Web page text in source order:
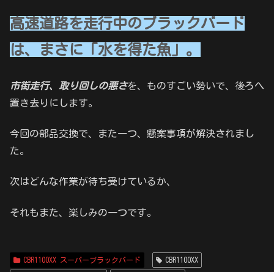
高速道路を走行中のブラックバード
は、まさに「水を得た魚」。
市街走行、取り回しの悪さを、ものすごい勢いで、後ろへ
置き去りにします。
今回の部品交換で、また一つ、懸案事項が解決されまし
た。
次はどんな作業が待ち受けているか、
それもまた、楽しみの一つです。
CBR1100XX スーパーブラックバード CBR1100XX